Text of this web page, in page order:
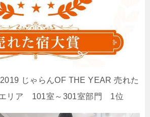
じゃらんOF THE YEAR 売れた
リア 101室～301室部門 1位